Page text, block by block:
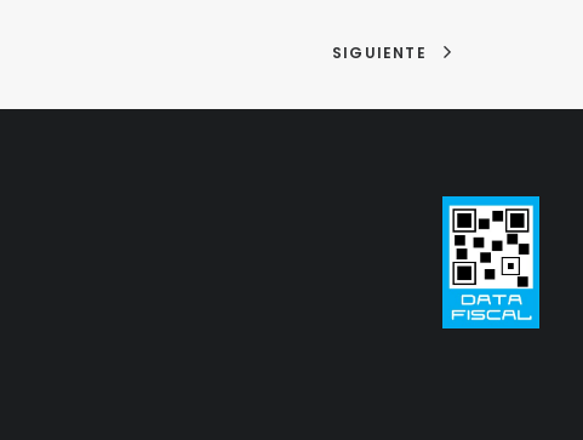
SIGUIENTE